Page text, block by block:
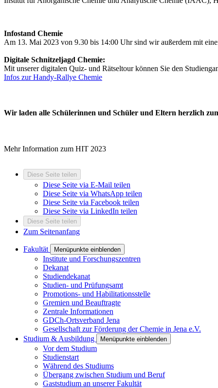
Infostand Chemie
Am 13. Mai 2023 von 9.30 bis 14:00 Uhr sind wir außerdem mit
Digitale Schnitzeljagd Chemie:
Mit unserer digitalen Quiz- und Rätseltour können Sie den
Infos zur Handy-Rallye Chemie
Wir laden alle Schülerinnen und Schüler und Eltern herzlich
Mehr Information zum HIT 2023
Diese Seite teilen
Diese Seite via E-Mail teilen
Diese Seite via WhatsApp teilen
Diese Seite via Facebook teilen
Diese Seite via LinkedIn teilen
Diese Seite teilen
Zum Seitenanfang
Fakultät Menüpunkte einblenden
Institute und Forschungszentren
Dekanat
Studiendekanat
Studien- und Prüfungsamt
Promotions- und Habilitationsstelle
Gremien und Beauftragte
Zentrale Informationen
GDCh-Ortsverband Jena
Gesellschaft zur Förderung der Chemie in Jena e.V.
Studium & Ausbildung
Menüpunkte einblenden
Vor dem Studium
Studienstart
Während des Studiums
Übergang zwischen Studium und Beruf
Gaststudium an unserer Fakultät